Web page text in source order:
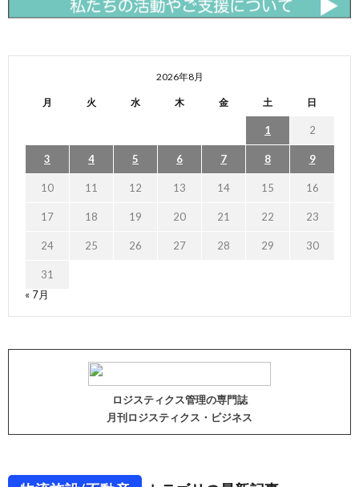
2026年8月
月 火 水 木 金 土 日
1 2
3 4 5 6 7 8 9
10 11 12 13 14 15 16
17 18 19 20 21 22 23
24 25 26 27 28 29 30
31
« 7月
ロジスティクス管理の専門誌
月刊ロジスティクス・ビジネス